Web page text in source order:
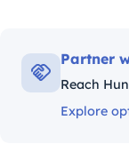
Partner
Reach
Explore